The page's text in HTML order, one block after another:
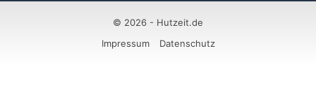
© 2026 - Hutzeit.de
Impressum
Datenschutz